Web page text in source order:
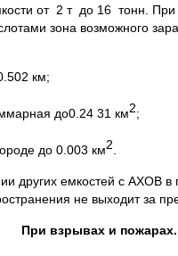
от 2 т до 16 тонн. При
зона возможного
км;
до0.24 31 км2;
до 0.003 км2
других емкостей с АХОВ в
не выходит за
При взрывах и пожарах.